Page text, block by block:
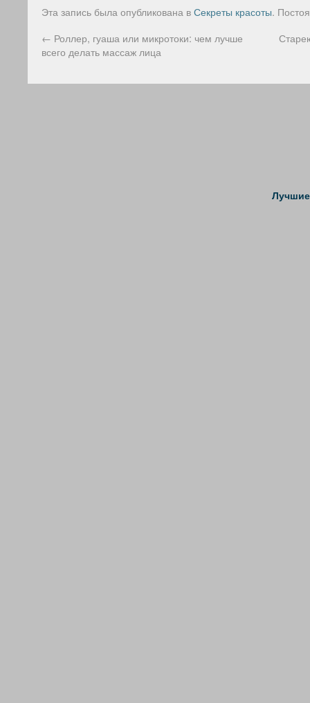
Эта запись была опубликована вСекреты красоты.
← Роллер, гуаша или микротоки: чем лучше
всего делать массаж лица